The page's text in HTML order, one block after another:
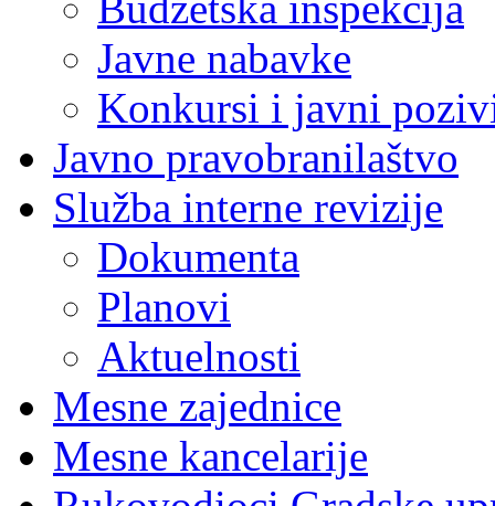
Javne nabavke
Konkursi i javni
Javno pravobranilaštvo
Služba interne revizije
Dokumenta
Planovi
Aktuelnosti
Mesne zajednice
Mesne kancelarije